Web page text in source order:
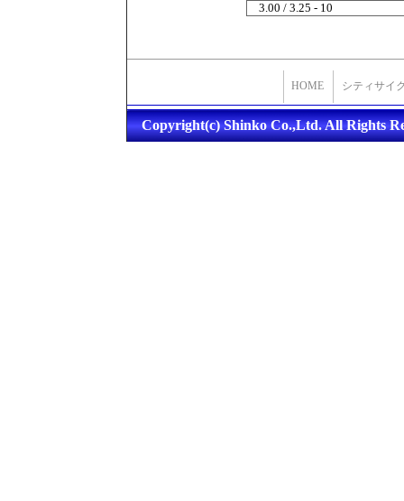
3.00 / 3.25 - 10
HOME シティサイ
Copyright(c) Shinko Co.,Ltd. All Rights